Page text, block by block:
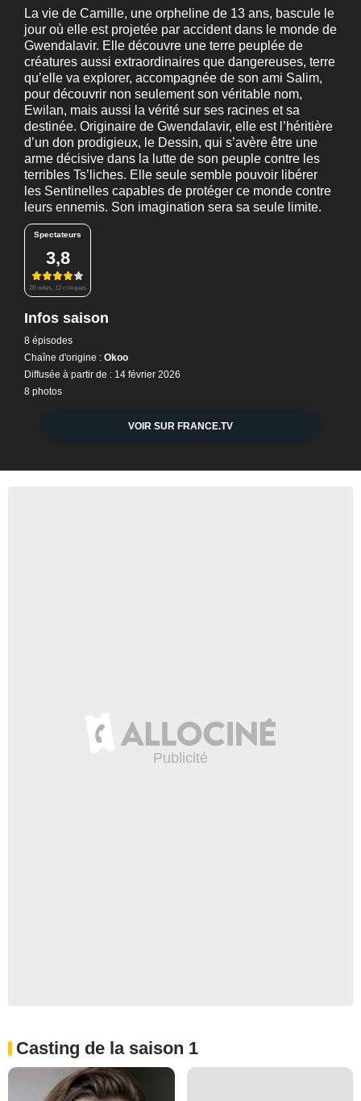
La vie de Camille, une orpheline de 13 ans, bascule le
jour où elle est projetée par accident dans le monde de
Gwendalavir. Elle découvre une terre peuplée de
créatures aussi extraordinaires que dangereuses, terre
qu’elle va explorer, accompagnée de son ami Salim,
pour découvrir non seulement son véritable nom,
Ewilan, mais aussi la vérité sur ses racines et sa
destinée. Originaire de Gwendalavir, elle est l’héritière
d’un don prodigieux, le Dessin, qui s’avère être une
arme décisive dans la lutte de son peuple contre les
terribles Ts’liches. Elle seule semble pouvoir libérer
les Sentinelles capables de protéger ce monde contre
leurs ennemis. Son imagination sera sa seule limite.
Spectateurs
3,8
28 notes, 12 critiques
Infos saison
8 épisodes
Chaîne d'origine : Okoo
Diffusée à partir de : 14 février 2026
8 photos
VOIR SUR FRANCE.TV
Casting de la saison 1